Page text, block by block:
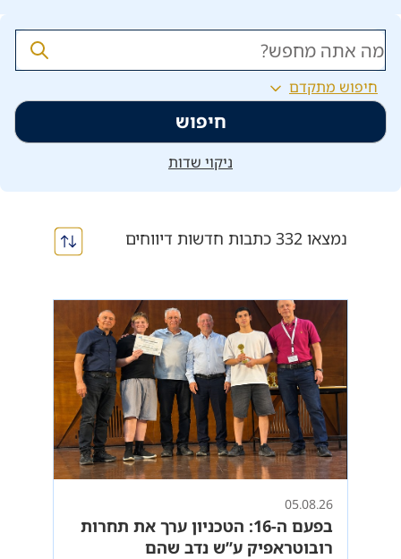
חיפוש מתקדם
חיפוש
ניקוי שדות
נמצאו 332 כתבות חדשות דיווחים
05.08.26
בפעם ה-16: הטכניון ערך את תחרות
רובוטראפיק ע”ש נדב שהם